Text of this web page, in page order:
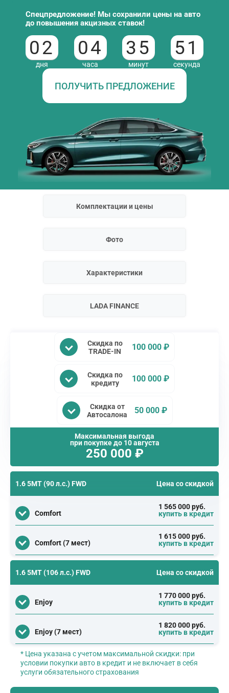
Спецпредложение! Мы сохранили цены на авто
до повышения акцизных ставок!
02
дня
04
часа
35
минут
50
секунд
ПОЛУЧИТЬ ПРЕДЛОЖЕНИЕ
Комплектации и цены
Фото
Характеристики
LADA FINANCE
Скидка по
TRADE-IN
100 000 ₽
Скидка по
кредиту
100 000 ₽
Скидка от
Автосалона
50 000 ₽
Максимальная выгода
при покупке до 10 августа
250 000 ₽
1.6 5МТ (90 л.с.) FWD Цена со скидкой
Comfort
1 565 000 руб.
купить в кредит
Comfort (7 мест)
1 615 000 руб.
купить в кредит
1.6 5MT (106 л.с.) FWD Цена со скидкой
Enjoy
1 770 000 руб.
купить в кредит
Enjoy (7 мест)
1 820 000 руб.
купить в кредит
* Цена указана с учетом максимальной скидки: при
условии покупки авто в кредит и не включает в себя
услуги обязательного страхования